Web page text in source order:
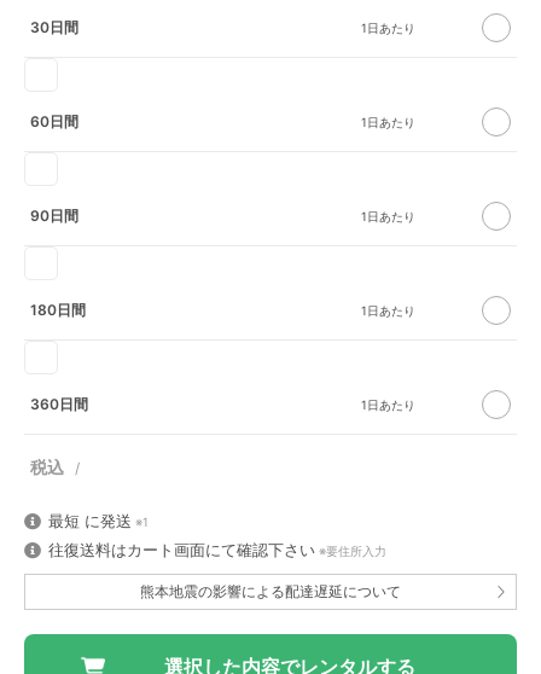
30日間
60日間
90日間
180日間
360日間
最短 に発送 ※1
往復送料はカート画面にて確認下さい ※要住所入力
熊本地震の影響による配達遅延について